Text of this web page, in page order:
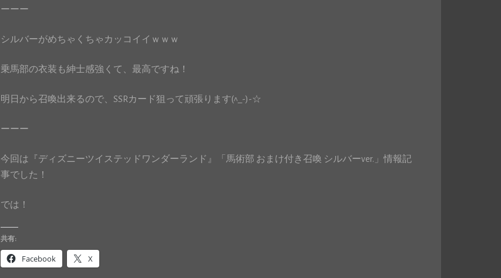
ーーー
シルバーがめちゃくちゃカッコイイｗｗｗ
乗馬部の衣装も紳士感強くて、最高ですね！
明日から召喚出来るので、SSRカード狙って頑張ります(^_-)-☆
ーーー
今回は『ディズニーツイステッドワンダーランド』「馬術部 おまけ付き召喚 シルバーver.」情報記
事でした！
では！
共有:
Facebook X